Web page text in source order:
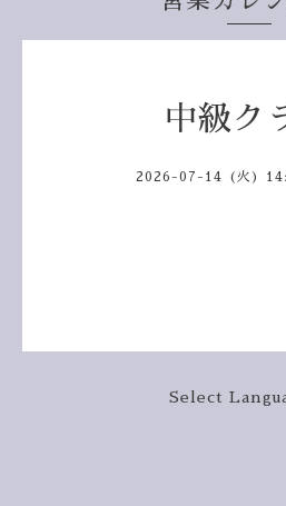
中級ク
2026-07-14 (火)
Select